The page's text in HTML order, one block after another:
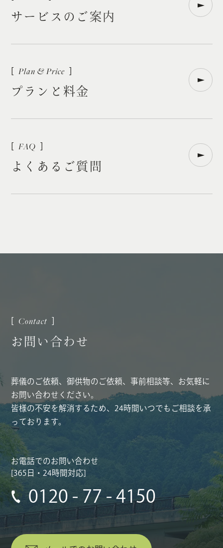
サ ー ビ ス の ご 案 内
プ ラ ン と 料金
よ く あ る ご 質 問
お 問 い 合わ せ
葬儀のご依頼、御供物のご依頼、事前相談等、お気軽に
お問い合わせください。
皆様の不安を解消するため、24時間いつでもご相談を承
っております。
お電話でのお問い合わせ
[365日・24時間対応]
0120 - 77 - 4150